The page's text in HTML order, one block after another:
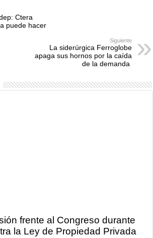
Ctera
puede hacer
Siguiente
La siderúrgica Ferroglobe
apaga sus hornos por la caída
de la demanda
frente al Congreso durante
la Ley de Propiedad Privada